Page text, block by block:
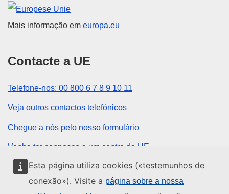
Esta página utiliza cookies («testemunhos de
conexão»). Visite a página sobre a nossa
União Europeia
Mais informação em europa.eu
Contacte a UE
Telefone-nos: 00 800 6 7 8 9 10 11
Veja outros contactos telefónicos
Chegue a nós pelo nosso formulário
Venha ter connosco a um centro da UE
Redes sociais